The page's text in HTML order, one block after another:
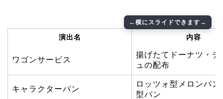
演出名 内容
ワゴンサービス
揚げたてドーナツ・デ
ュの配布
キャラクターパン
ロッツォ型メロンパン
型パン